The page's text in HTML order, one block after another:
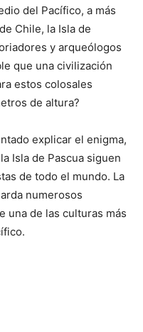
del Pacífico, a más
Chile, la Isla de
y arqueólogos
que una civilización
estos colosales
de altura?
explicar el enigma,
Isla de Pascua siguen
de todo el mundo. La
numerosos
una de las culturas más